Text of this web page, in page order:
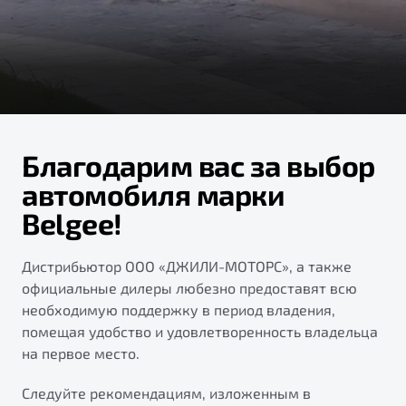
S50
Элегантный и практичный седан
Расчет КАСКО
Узнайте о специальных выгодах при покупке
Belgee Клуб
Реферальная программа
Клиентская поддержка
Помощь на дорогах
Благодарим вас за выбор
автомобиля марки
Belgee!
Дистрибьютор ООО «ДЖИЛИ-МОТОРС», а также
официальные дилеры любезно предоставят всю
необходимую поддержку в период владения,
помещая удобство и удовлетворенность владельца
на первое место.
Следуйте рекомендациям, изложенным в